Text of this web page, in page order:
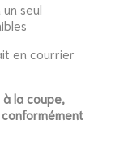
seul
en courrier
la coupe,